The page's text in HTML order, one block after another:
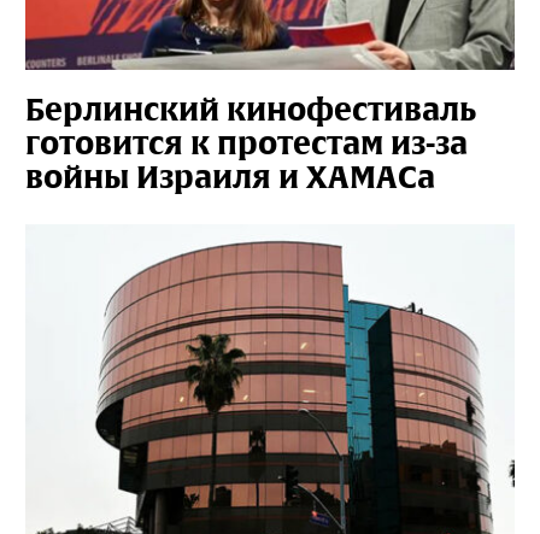
Берлинский кинофестиваль
готовится к протестам из-за
войны Израиля и ХАМАСа